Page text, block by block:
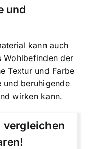
und
kann auch
Wohlbefinden der
Textur und Farbe
und beruhigende
wirken kann.